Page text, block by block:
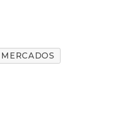
MERCADOS